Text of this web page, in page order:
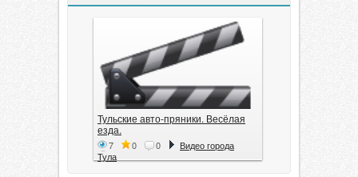
Тульские авто-пряники. Весёлая
езда.
7 0 0
Видео города
Тула